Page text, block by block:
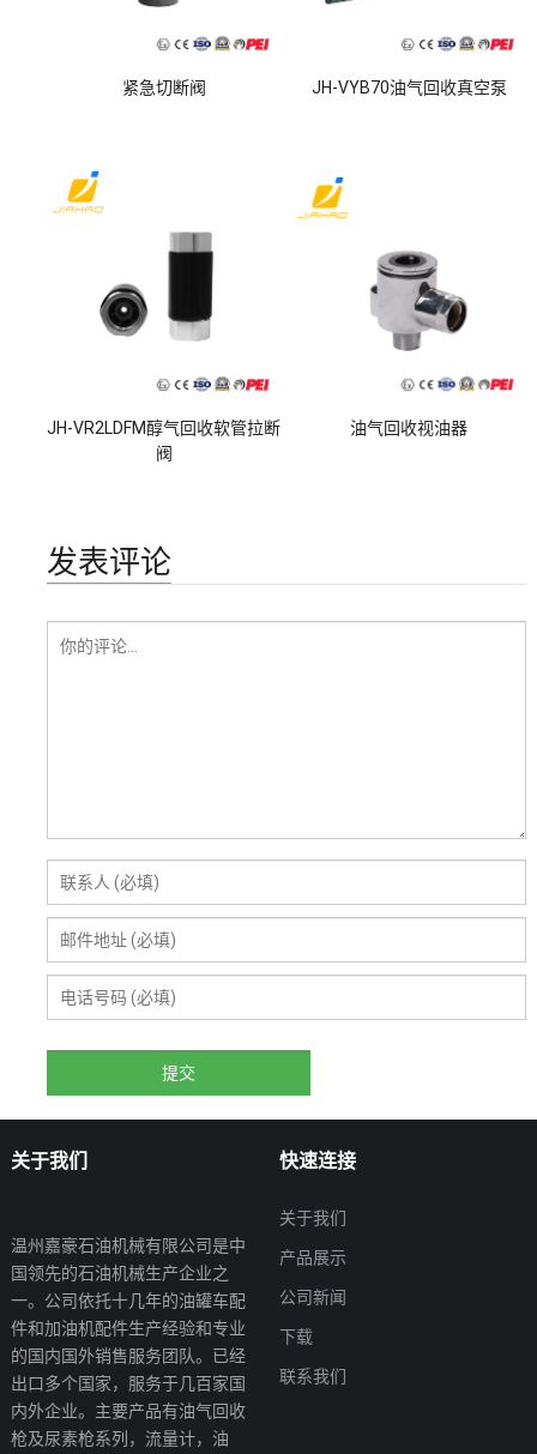
紧急切断阀 JH-VYB70油气回收真空泵
JH-VR2LDFM醇气回收软管拉断
阀
油气回收视油器
发表评论
关于我们
温州嘉豪石油机械有限公司是中
国领先的石油机械生产企业之
一。公司依托十几年的油罐车配
件和加油机配件生产经验和专业
的国内国外销售服务团队。已经
出口多个国家，服务于几百家国
内外企业。主要产品有油气回收
枪及尿素枪系列，流量计，油
快速连接
关于我们
产品展示
公司新闻
下载
联系我们